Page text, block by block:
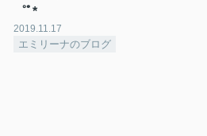
゜ﾟ*
2019.11.17
エミリーナのブログ